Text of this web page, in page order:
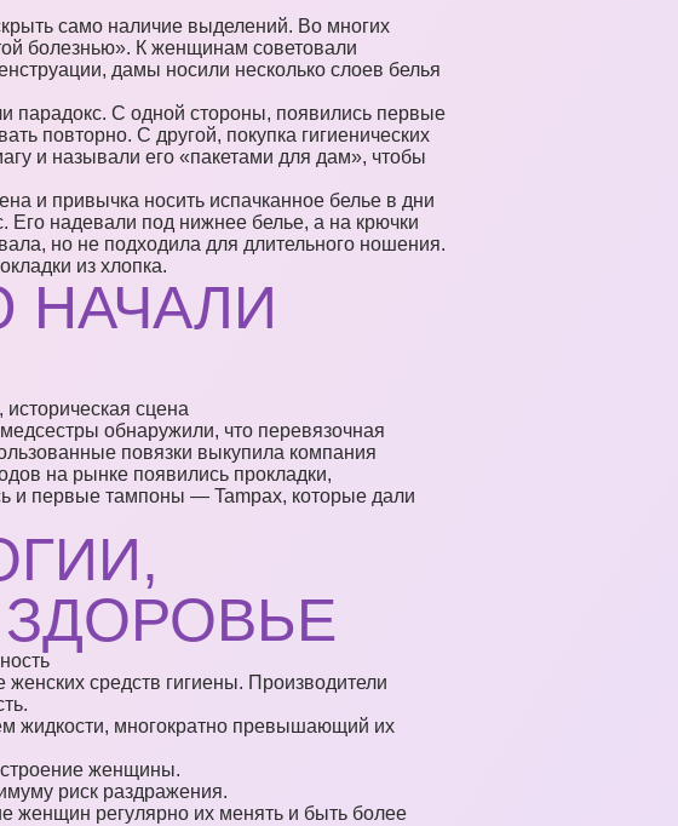
само наличие выделений. Во многих
болезнью». К женщинам советовали
дамы носили несколько слоев белья
парадокс. С одной стороны, появились первые
повторно. С другой, покупка гигиенических
и называли его «пакетами для дам», чтобы
и привычка носить испачканное белье в дни
Его надевали под нижнее белье, а на крючки
но не подходила для длительного ношения.
из хлопка.
НАЧАЛИ
обнаружили, что перевязочная
повязки выкупила компания
на рынке появились прокладки,
и первые тампоны — Tampax, которые дали
средств гигиены. Производители
жидкости, многократно превышающий их
женщины.
риск раздражения.
регулярно их менять и быть более